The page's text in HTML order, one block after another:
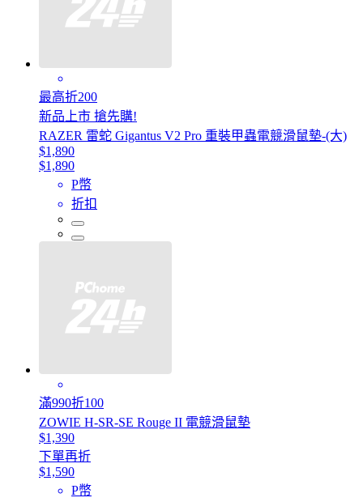
最高折200
新品上市 搶先購!
RAZER 雷蛇 Gigantus V2 Pro 重裝甲蟲電競滑鼠墊-(大)
$1,890
$1,890
P幣
折扣
滿990折100
ZOWIE H-SR-SE Rouge II 電競滑鼠墊
$1,390
下單再折
$1,590
P幣